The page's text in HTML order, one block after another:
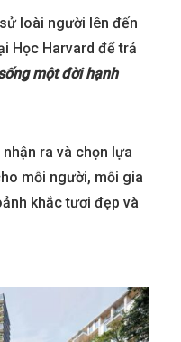
loài người lên đến
Học Harvard để trả
một đời hạnh
ra và chọn lựa
mỗi người, mỗi gia
khắc tươi đẹp và